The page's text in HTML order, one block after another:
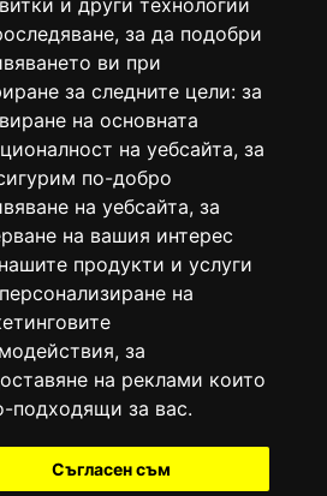
и други технологии
за да подобри
ви при
за следните цели: за
на основната
на уебсайта, за
по-добро
на уебсайта, за
на вашия интерес
продукти и услуги
на
, за
на реклами които
подходящи за вас.
Съгласен съм
е регистрирано в националния
издания (Българска национална
ISSN 1312-4722.